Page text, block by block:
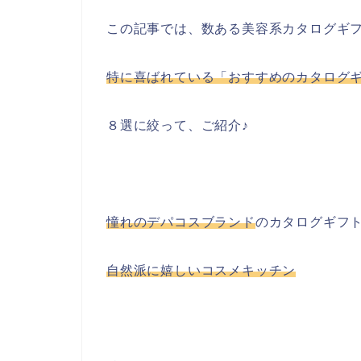
この記事では、数ある美容系カタログギ
特に喜ばれている「おすすめのカタログ
８選に絞って、ご紹介♪
憧れのデパコスブランドのカタログギフ
自然派に嬉しいコスメキッチン